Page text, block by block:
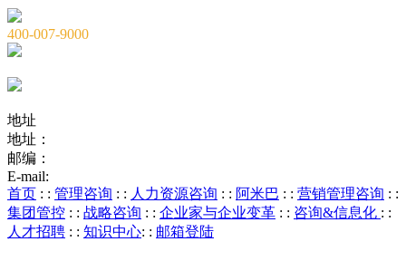
400-007-9000
地址
地址：
邮编：
E-mail:
首页 : : 管理咨询 : : 人力资源咨询 : : 阿米巴 : : 营销管理咨询 : :
集团管控 : : 战略咨询 : : 企业家与企业变革 : : 咨询&信息化 : :
人才招聘 : : 知识中心: : 邮箱登陆